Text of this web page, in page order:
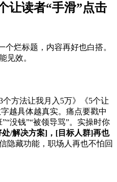
让读者“手滑”点击
个烂标题，内容再好也白搭。
见效。
方法让我月入5万》《5个让
越具体越真实。痛点要戳中
没钱”“被领导骂”。实操时你
/解决方案]，[目标人群]再也
隐藏功能，职场人再也不怕回